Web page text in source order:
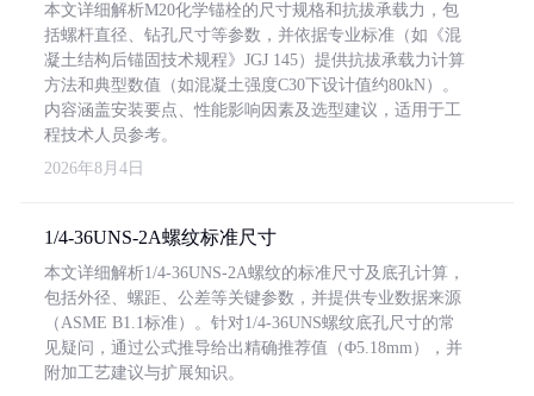
本文详细解析M20化学锚栓的尺寸规格和抗拔承载力，包
括螺杆直径、钻孔尺寸等参数，并依据专业标准（如《混
凝土结构后锚固技术规程》JGJ 145）提供抗拔承载力计算
方法和典型数值（如混凝土强度C30下设计值约80kN）。
内容涵盖安装要点、性能影响因素及选型建议，适用于工
程技术人员参考。
2026年8月4日
1/4-36UNS-2A螺纹标准尺寸
本文详细解析1/4-36UNS-2A螺纹的标准尺寸及底孔计算，
包括外径、螺距、公差等关键参数，并提供专业数据来源
（ASME B1.1标准）。针对1/4-36UNS螺纹底孔尺寸的常
见疑问，通过公式推导给出精确推荐值（Φ5.18mm），并
附加工艺建议与扩展知识。